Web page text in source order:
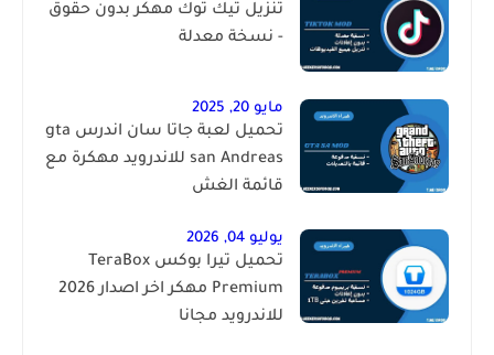
تنزيل تيك توك مهكر بدون حقوق
- نسخة معدلة
مايو 20, 2025
تحميل لعبة جاتا سان اندرس gta
san Andreas للاندرويد مهكرة مع
قائمة الغش
يوليو 04, 2026
تحميل تيرا بوكس TeraBox
Premium مهكر اخر اصدار 2026
للاندرويد مجانا